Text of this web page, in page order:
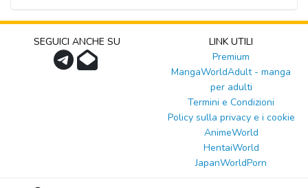
SEGUICI ANCHE SU
LINK UTILI
Premium
MangaWorldAdult - manga
per adulti
Termini e Condizioni
Policy sulla privacy e i cookie
AnimeWorld
HentaiWorld
JapanWorldPorn